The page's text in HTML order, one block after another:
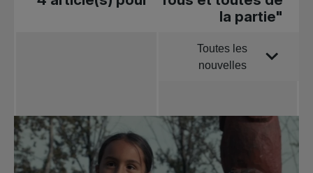
la partie"
Trier parToutes les
nouvelles
nouvelles
Tennis
professionnel